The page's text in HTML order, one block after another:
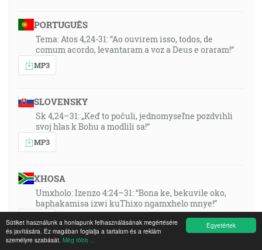
Egyetértek
Sütiket használunk a honlapunk felhasználásának megértésére
és javítására. Ez magában foglalja a tartalom és a reklám
személyre szabását. Még több ...
PORTUGUÊS
Tema: Atos 4,24-31: “Ao ouvirem isso, todos, de
comum acordo, levantaram a voz a Deus e oraram!”
MP3
SLOVENSKY
Sk 4,24–31: „Keď to počuli, jednomyseľne pozdvihli
svoj hlas k Bohu a modlili sa!“
MP3
XHOSA
Umxholo: Izenzo 4:24–31: “Bona ke, bekuvile oko,
baphakamisa izwi kuThixo ngamxhelo mnye!”
MP3